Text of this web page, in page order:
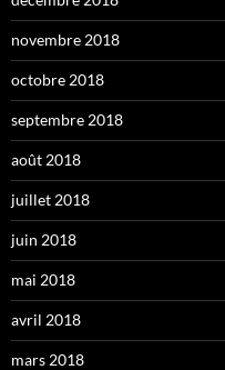
novembre 2018
octobre 2018
septembre 2018
août 2018
juillet 2018
juin 2018
mai 2018
avril 2018
mars 2018